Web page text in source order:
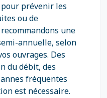
prévenir les
ou de
une
annuelle, selon
ouvrages. Des
du débit, des
fréquentes
est nécessaire.